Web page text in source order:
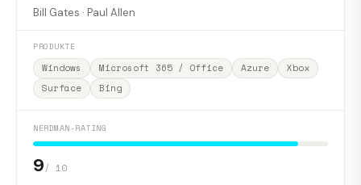
Bill Gates · Paul Allen
PRODUKTE
Windows Microsoft 365 / Office Azure
Xbox
Surface
Bing
NERDMAN-RATING
9/ 10